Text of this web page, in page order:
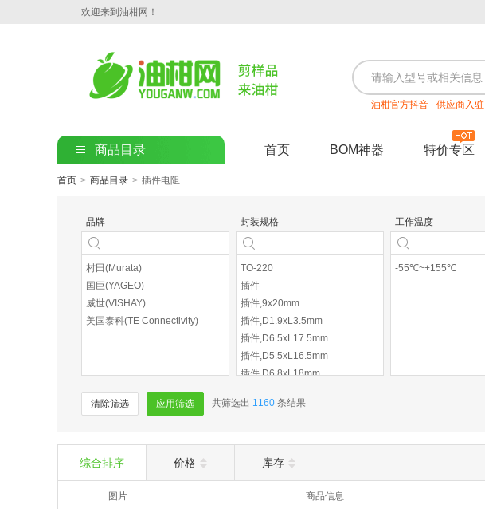
欢迎来到油柑网！
油柑官方抖音 供应商入驻
商品目录 首页 BOM神器 特价专区
首页 > 商品目录 > 插件电阻
品牌
村田(Murata)
国巨(YAGEO)
威世(VISHAY)
美国泰科(TE Connectivity)
封装规格
TO-220
插件
插件,9x20mm
插件,D1.9xL3.5mm
插件,D6.5xL17.5mm
插件,D5.5xL16.5mm
插件,D6.8xL18mm
插件,D1.8xL3.3mm
插件,D5.2xL16.7mm
插件,D1.9xL3.4mm
插件,D7.9xL22.2mm
插件,D2.3xL7.9mm
工作温度
-55℃~+155℃
清除筛选 应用筛选 共筛选出 1160 条结果
综合排序 价格 库存
图片 商品信息